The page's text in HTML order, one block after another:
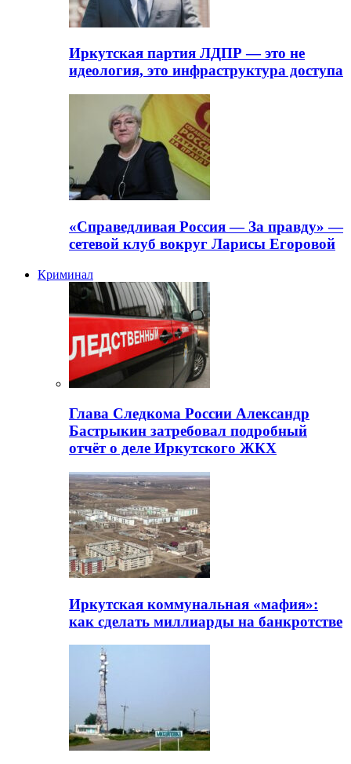
Иркутская партия ЛДПР — это не
идеология, это инфраструктура доступа
«Справедливая Россия — За правду» —
сетевой клуб вокруг Ларисы Егоровой
Криминал
Глава Следкома России Александр
Бастрыкин затребовал подробный
отчёт о деле Иркутского ЖКХ
Иркутская коммунальная «мафия»:
как сделать миллиарды на банкротстве